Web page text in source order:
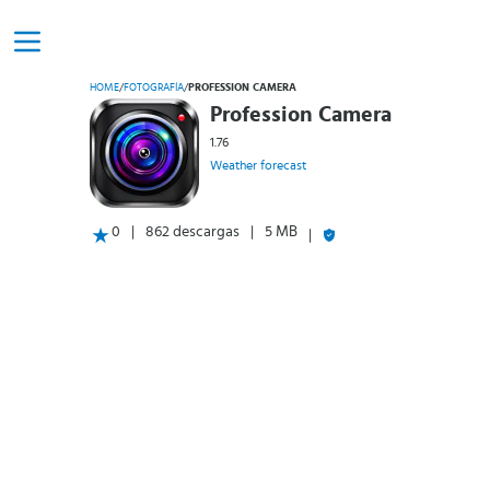
HOME/FOTOGRAFÍA/ PROFESSION CAMERA
Profession Camera
1.76
Weather forecast
0 862 descargas 5 MB